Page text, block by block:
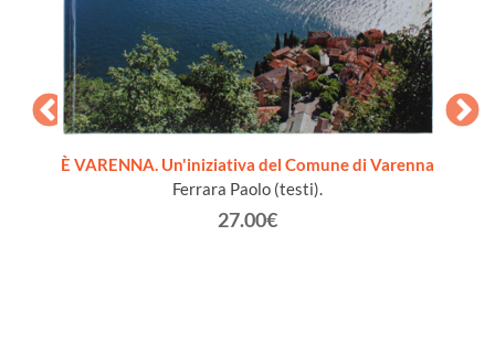
È VARENNA. Un'iniziativa del Comune di Varenna
Ferrara Paolo (testi).
27.00€